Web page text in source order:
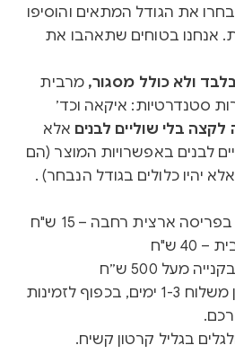
את הגודל המתאים והוסיפו
אנחנו בטוחים שתאהבו את
ולא כולל מסגור, מרבית
סטנדרטיות: איקאה וכד׳
בלי שוליים לבנים אלא
לבנים באפשרויות המוצר (הם
יהיו כלולים בגודל הנבחר) .
ארצית רחבה – 15 ש"ח
ש"ח
מעל 500 ש״ח
זמן ייצור 3-5 ימים + זמן משלוח 1-3 ימים, בכפוף לזמינות
בגליל קרטון קשיח.